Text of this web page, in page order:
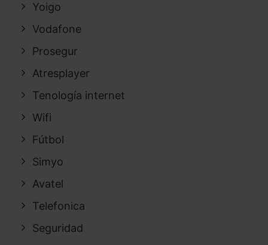
Yoigo
Vodafone
Prosegur
Atresplayer
Tenología internet
Wifi
Fútbol
Simyo
Avatel
Telefonica
Seguridad